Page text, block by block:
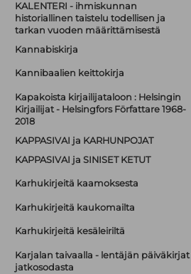
KALENTERI - ihmiskunnan
historiallinen taistelu todellisen ja
tarkan vuoden määrittämisestä
Kannabiskirja
Kannibaalien keittokirja
Kapakoista kirjailijataloon : Helsingin
Kirjailijat - Helsingfors Författare 1968-
2018
KAPPASIVAI ja KARHUNPOJAT
KAPPASIVAI ja SINISET KETUT
Karhukirjeitä kaamoksesta
Karhukirjeitä kaukomailta
Karhukirjeitä kesäleiriltä
Karjalan taivaalla - lentäjän päiväkirjat
jatkosodasta